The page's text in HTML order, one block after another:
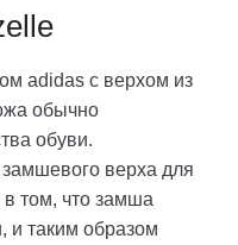
adidas с верхом из
обычно
обуви.
верха для
в том, что замша
и таким образом